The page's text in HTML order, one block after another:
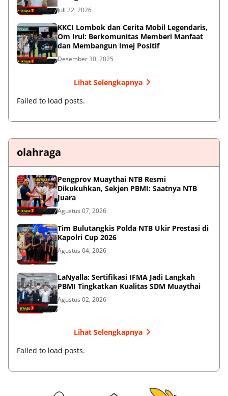
Juli 22, 2026
KKCI Lombok dan Cerita Mobil Legendaris,
Om Irul: Berkomunitas Memberi Manfaat
dan Membangun Imej Positif
Desember 30, 2025
Lihat Selengkapnya
Failed to load posts.
olahraga
Pengprov Muaythai NTB Resmi
Dikukuhkan, Sekjen PBMI: Saatnya NTB
Juara
Agustus 07, 2026
Tim Bulutangkis Polda NTB Ukir Prestasi di
Kapolri Cup 2026
Agustus 04, 2026
LaNyalla: Sertifikasi IFMA Jadi Langkah
PBMI Tingkatkan Kualitas SDM Muaythai
Agustus 02, 2026
Lihat Selengkapnya
Failed to load posts.